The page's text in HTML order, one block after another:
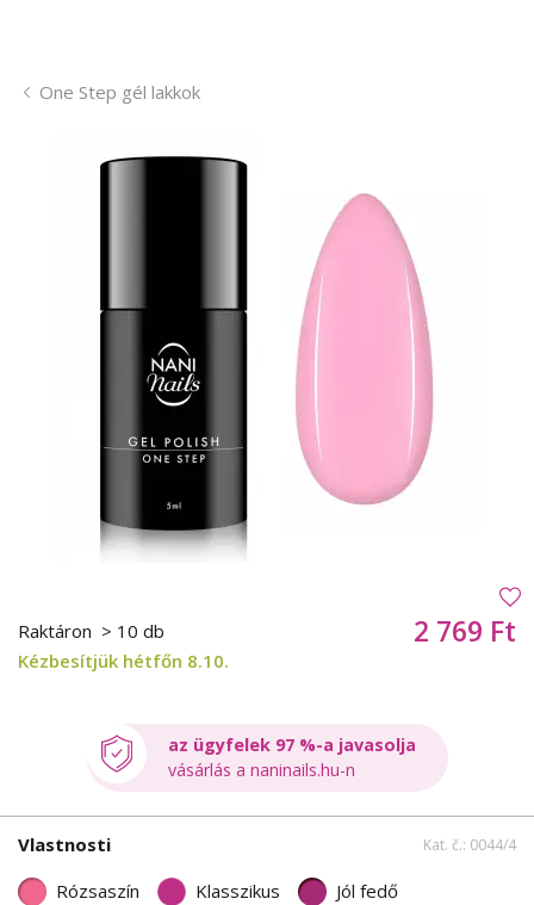
One Step gél lakkok
Raktáron > 10 db
Kézbesítjük hétfőn 8.10.
2 769 Ft
az ügyfelek 97 %-a javasolja
vásárlás a naninails.hu-n
Vlastnosti Kat. č.: 0044/4
Rózsaszín Klasszikus Jól fedő